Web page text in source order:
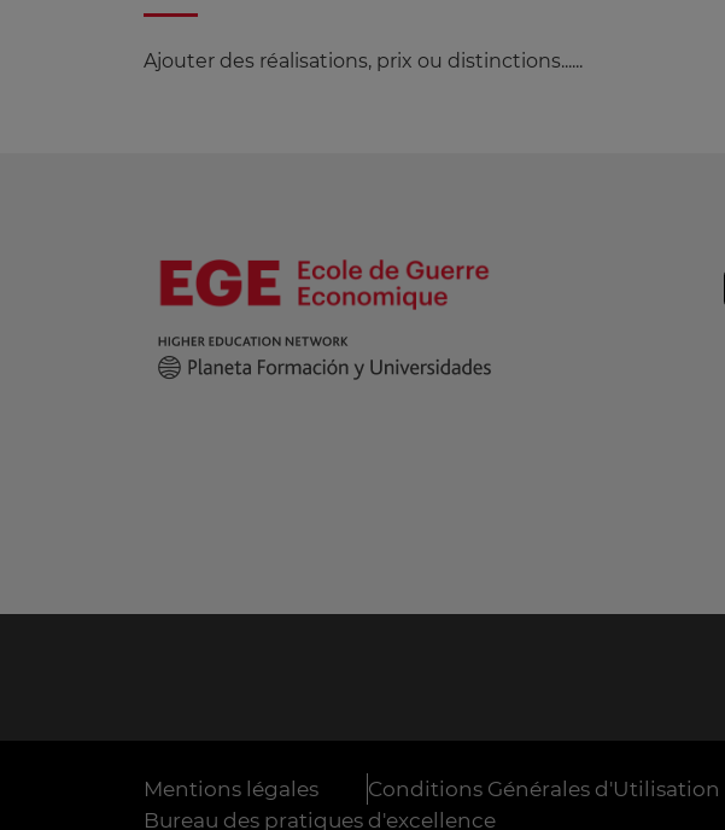
Ajouter des réalisations, prix ou distinctions......
Mentions légales Conditions Générales d'Utilisation
Bureau des pratiques d'excellence